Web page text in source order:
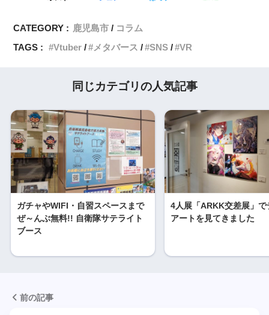
CATEGORY : 鹿児島市
コラム
TAGS :
Vtuber メタバース SNS VR
同じカテゴリの人気記事
ガチャやWIFI・自習スペースまで
ぜ～んぶ無料!! 自衛隊サテライト
ブース
4人展「ARKK交差展」で
アートを見てきました
前の記事